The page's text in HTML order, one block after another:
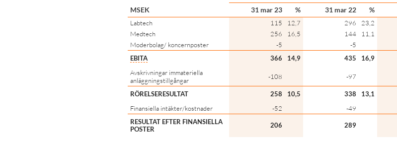
MSEK
31 mar 23 % 31 mar 22 %
Labtech 115 12,7 296 23,2
Medtech
256 16,5 144 11,1
Moderbolag/ koncernposter
-5 -5
EBITA
366 14,9 435 16,9
Avskrivningar immateriella
anläggningstillgångar
-108 -97
RÖRELSERESULTAT 258 10,5 338 13,1
Finansiella intäkter/kostnader
-52 -49
RESULTAT EFTER FINANSIELLA
POSTER
206 289